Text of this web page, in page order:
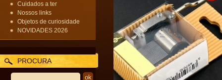
Cuidados a ter
Nossos links
Objetos de curiosidade
NOVIDADES 2026
PROCURA